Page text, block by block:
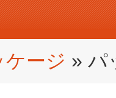
ケージ » パ